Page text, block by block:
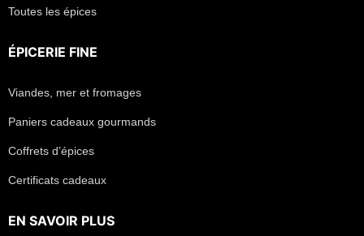
Toutes les épices
ÉPICERIE FINE
Viandes, mer et fromages
Paniers cadeaux gourmands
Coffrets d’épices
Certificats cadeaux
EN SAVOIR PLUS